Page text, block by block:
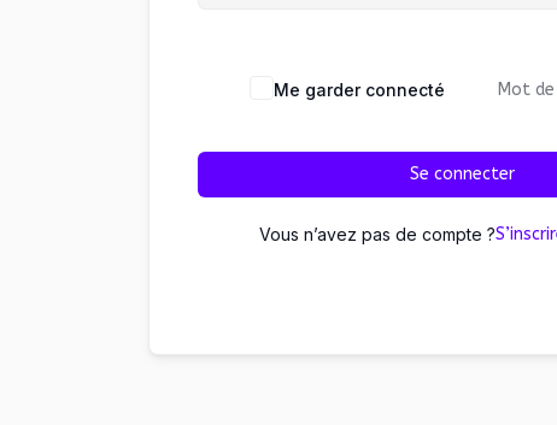
Me garder connecté Mot
Se connecter
Vous n’avez pas de compte ?